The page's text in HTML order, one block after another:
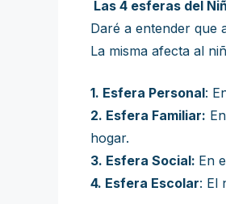
Las 4 esferas del
Daré a entender que
La misma afecta al
1. Esfera Personal:
2. Esfera Familiar:
hogar.
3. Esfera Social: En
4. Esfera Escolar: El